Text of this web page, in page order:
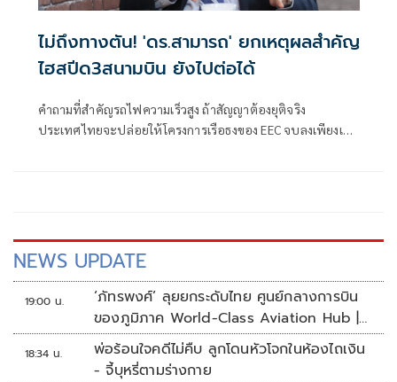
ไม่ถึงทางตัน! 'ดร.สามารถ' ยกเหตุผลสำคัญ
ไฮสปีด3สนามบิน ยังไปต่อได้
คำถามที่สำคัญรถไฟความเร็วสูง ถ้าสัญญาต้องยุติจริง
ประเทศไทยจะปล่อยให้โครงการเรือธงของ EEC จบลงเพียงเท่า
NEWS UPDATE
19:00 น.
‘ภัทรพงศ์’ ลุยยกระดับไทย ศูนย์กลางการบิน
ของภูมิภาค World-Class Aviation Hub |
ห้องข่าวไทยโพสต์สุดสัปดาห์
18:34 น.
พ่อร้อนใจคดีไม่คืบ ลูกโดนหัวโจกในห้องไถเงิน
- จี้บุหรี่ตามร่างกาย